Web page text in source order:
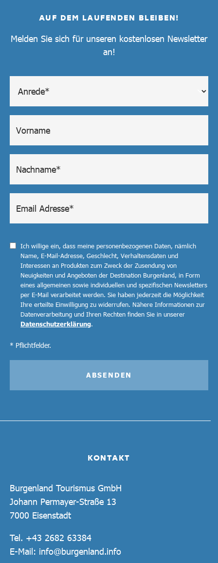
KONTAKT
Burgenland Tourismus GmbH
Johann Permayer-Straße 13
7000 Eisenstadt
Tel. +43 2682 63384
E-Mail: info@burgenland.info
AUF DEM LAUFENDEN BLEIBEN!
Melden Sie sich für unseren kostenlosen Newsletter
an!
Ich willige ein, dass meine personenbezogenen Daten, nämlich
Name, E-Mail-Adresse, Geschlecht, Verhaltensdaten und
Interessen an Produkten zum Zweck der Zusendung von
Neuigkeiten und Angeboten der Destination Burgenland, in Form
eines allgemeinen sowie individuellen und spezifischen Newsletters
per E-Mail verarbeitet werden. Sie haben jederzeit die Möglichkeit
Ihre erteilte Einwilligung zu widerrufen. Nähere Informationen zur
Datenverarbeitung und Ihren Rechten finden Sie in unserer
Datenschutzerklärung.
* Pflichtfelder.
ABSENDEN